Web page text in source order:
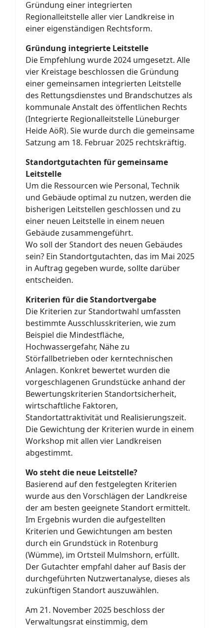
Gründung einer integrierten
Regionalleitstelle aller vier Landkreise in
einer eigenständigen Rechtsform.
Gründung integrierte Leitstelle
Die Empfehlung wurde 2024 umgesetzt. Alle
vier Kreistage beschlossen die Gründung
einer gemeinsamen integrierten Leitstelle
des Rettungsdienstes und Brandschutzes als
kommunale Anstalt des öffentlichen Rechts
(Integrierte Regionalleitstelle Lüneburger
Heide AöR). Sie wurde durch die gemeinsame
Satzung am 18. Februar 2025 rechtskräftig.
Standortgutachten für gemeinsame
Leitstelle
Um die Ressourcen wie Personal, Technik
und Gebäude optimal zu nutzen, werden die
bisherigen Leitstellen geschlossen und zu
einer neuen Leitstelle in einem neuen
Gebäude zusammengeführt.
Wo soll der Standort des neuen Gebäudes
sein? Ein Standortgutachten, das im Mai 2025
in Auftrag gegeben wurde, sollte darüber
entscheiden.
Kriterien für die Standortvergabe
Die Kriterien zur Standortwahl umfassten
bestimmte Ausschlusskriterien, wie zum
Beispiel die Mindestfläche,
Hochwassergefahr, Nähe zu
Störfallbetrieben oder kerntechnischen
Anlagen. Konkret bewertet wurden die
vorgeschlagenen Grundstücke anhand der
Bewertungskriterien Standortsicherheit,
wirtschaftliche Faktoren,
Standortattraktivität und Realisierungszeit.
Die Gewichtung der Kriterien wurde in einem
Workshop mit allen vier Landkreisen
abgestimmt.
Wo steht die neue Leitstelle?
Basierend auf den festgelegten Kriterien
wurde aus den Vorschlägen der Landkreise
der am besten geeignete Standort ermittelt.
Im Ergebnis wurden die aufgestellten
Kriterien und Gewichtungen am besten
durch ein Grundstück in Rotenburg
(Wümme), im Ortsteil Mulmshorn, erfüllt.
Der Gutachter empfahl daher auf Basis der
durchgeführten Nutzwertanalyse, dieses als
zukünftigen Standort auszuwählen.
Am 21. November 2025 beschloss der
Verwaltungsrat einstimmig, dem